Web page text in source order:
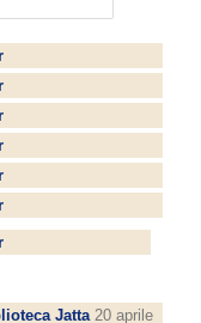
Jatta 20 aprile